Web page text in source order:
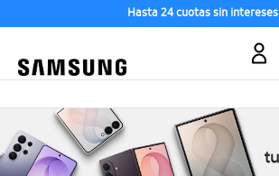
Hasta 24 cuotas sin intereses